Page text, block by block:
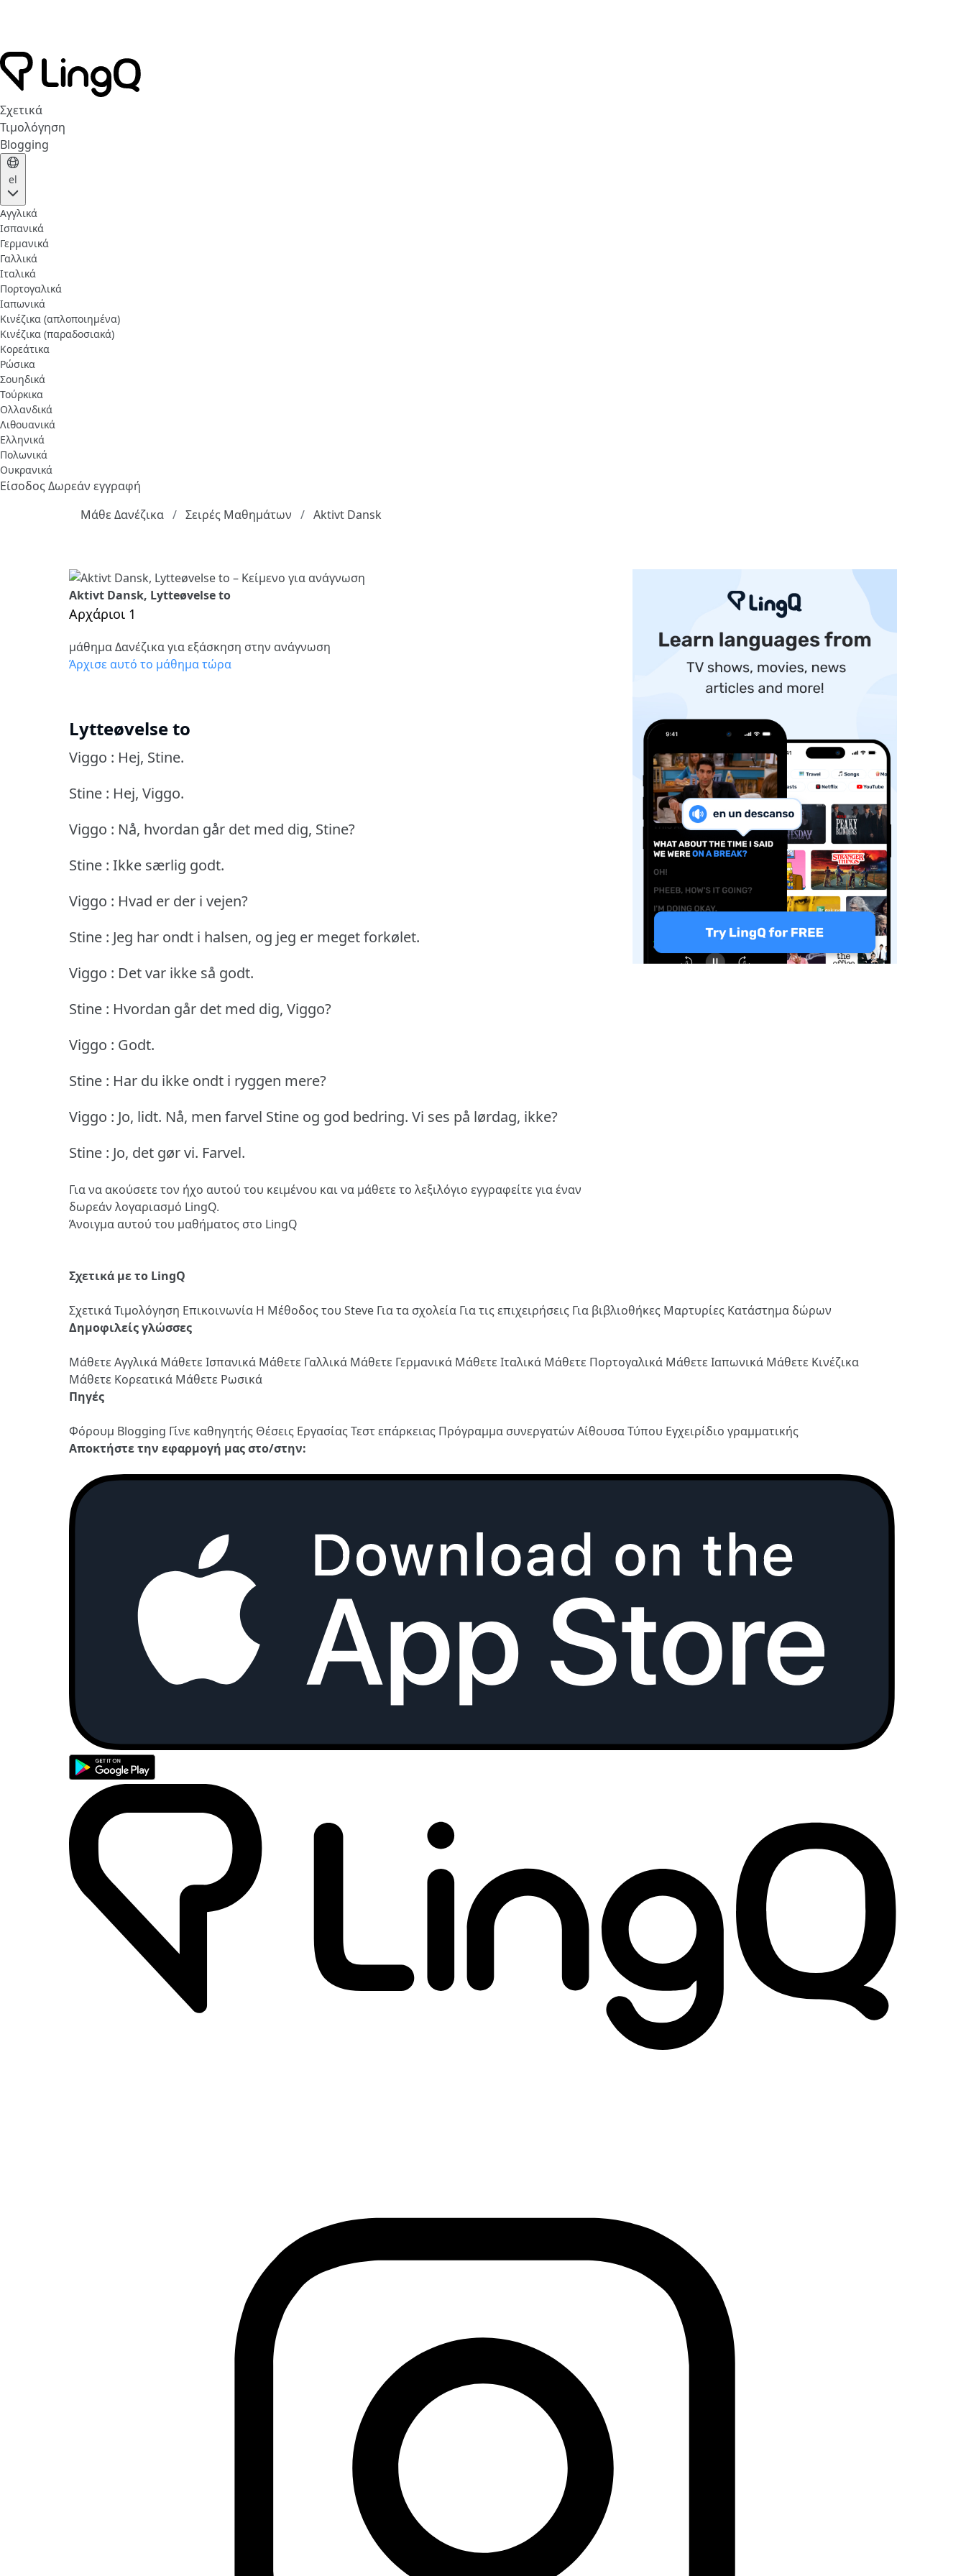
Σχετικά
Τιμολόγηση
Blogging
el
Αγγλικά
Ισπανικά
Γερμανικά
Γαλλικά
Ιταλικά
Πορτογαλικά
Ιαπωνικά
Κινέζικα (απλοποιημένα)
Κινέζικα (παραδοσιακά)
Κορεάτικα
Ρώσικα
Σουηδικά
Τούρκικα
Ολλανδικά
Λιθουανικά
Ελληνικά
Πολωνικά
Ουκρανικά
ΕίσοδοςΔωρεάν εγγραφή
Μάθε Δανέζικα
Σειρές Μαθημάτων Aktivt Dansk
Aktivt Dansk, Lytteøvelse to
Αρχάριοι 1
μάθημα Δανέζικα για εξάσκηση στην ανάγνωση
Άρχισε αυτό το μάθημα τώρα
Lytteøvelse to
Viggo : Hej, Stine.
Stine : Hej, Viggo.
Viggo : Nå, hvordan går det med dig, Stine?
Stine : Ikke særlig godt.
Viggo : Hvad er der i vejen?
Stine : Jeg har ondt i halsen, og jeg er meget forkølet.
Viggo : Det var ikke så godt.
Stine : Hvordan går det med dig, Viggo?
Viggo : Godt.
Stine : Har du ikke ondt i ryggen mere?
Viggo : Jo, lidt. Nå, men farvel Stine og god bedring. Vi ses på lørdag, ikke?
Stine : Jo, det gør vi. Farvel.
Για να ακούσετε τον ήχο αυτού του κειμένου και να μάθετε το λεξιλόγιο εγγραφείτε για έναν
δωρεάν λογαριασμό LingQ.
Άνοιγμα αυτού του μαθήματος στο LingQ
Σχετικά με το LingQ
ΣχετικάΤιμολόγηση Επικοινωνία Η Μέθοδος του Steve Για τα σχολεία Για τις επιχειρήσεις Για βιβλιοθήκες Μαρτυρίες Κατάστημα δώρων
Δημοφιλείς γλώσσες
Μάθετε Αγγλικά Μάθετε Ισπανικά Μάθετε Γαλλικά Μάθετε Γερμανικά Μάθετε Ιταλικά Μάθετε Πορτογαλικά Μάθετε Ιαπωνικά Μάθετε Κινέζικα
Μάθετε Κορεατικά Μάθετε Ρωσικά
Πηγές
Φόρουμ Blogging Γίνε καθηγητής Θέσεις ΕργασίαςΤεστ επάρκειας Πρόγραμμα συνεργατών Αίθουσα Τύπου Εγχειρίδιο γραμματικής
Αποκτήστε την εφαρμογή μας στο/στην: